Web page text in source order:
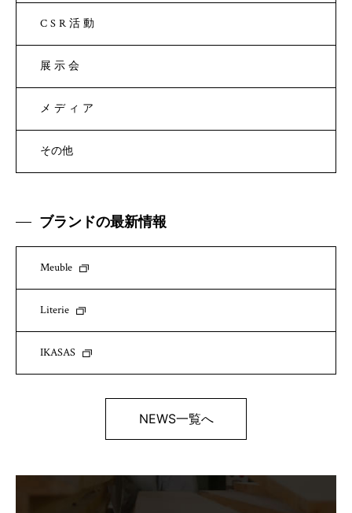
CSR活動
展示会
メディア
その他
ブランドの最新情報
Meuble
Literie
IKASAS
NEWS一覧へ